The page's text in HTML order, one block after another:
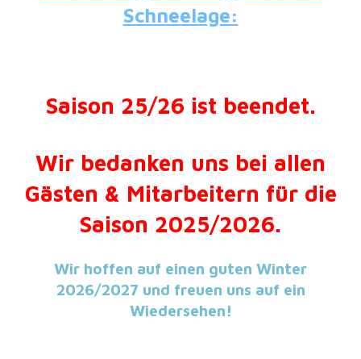
Schneelage:
Saison 25/26 ist beendet.
Wir bedanken uns bei allen
Gästen & Mitarbeitern für die
Saison 2025/2026.
Wir hoffen auf einen guten Winter
2026/2027 und freuen uns auf ein
Wiedersehen!